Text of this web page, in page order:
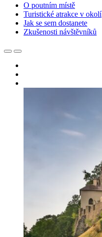
O poutním místě
Turistické atrakce v okolí
Jak se sem dostanete
Zkušenosti návštěvníků